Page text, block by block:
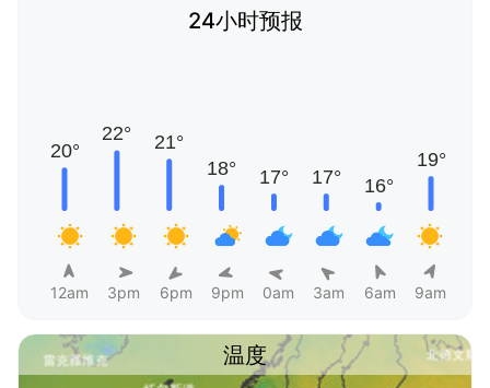
24小时预报
12am 3pm 6pm 9pm 0am 3am 6am 9am
温度